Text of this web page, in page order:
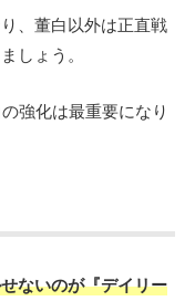
、董白以外は正直戦
しょう。
強化は最重要になり
ないのが『デイリー